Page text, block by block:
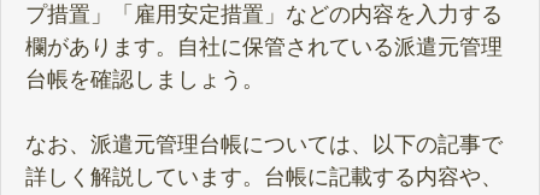
プ措置」「雇用安定措置」などの内容を入力する
欄があります。自社に保管されている派遣元管理
台帳を確認しましょう。
なお、派遣元管理台帳については、以下の記事で
詳しく解説しています。台帳に記載する内容や、